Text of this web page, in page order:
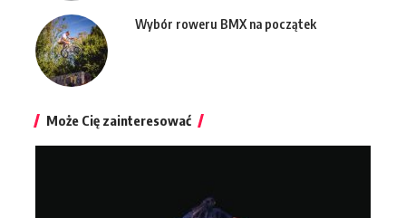
Wybór roweru BMX na początek
Może Cię zainteresować